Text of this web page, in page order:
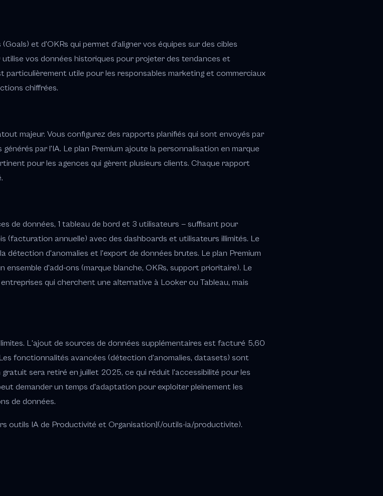
et d'OKRs qui permet d'aligner vos équipes sur des cibles
vos données historiques pour projeter des tendances et
utile pour les responsables marketing et commerciaux
chiffrées.
majeur. Vous configurez des rapports planifiés qui sont envoyés par
par l'IA. Le plan Premium ajoute la personnalisation en marque
pour les agences qui gèrent plusieurs clients. Chaque rapport
de données, 1 tableau de bord et 3 utilisateurs — suffisant pour
(facturation annuelle) avec des dashboards et utilisateurs illimités. Le
détection d'anomalies et l'export de données brutes. Le plan Premium
d'add-ons (marque blanche, OKRs, support prioritaire). Le
qui cherchent une alternative à Looker ou Tableau, mais
L'ajout de sources de données supplémentaires est facturé 5,60
fonctionnalités avancées (détection d'anomalies, datasets) sont
sera retiré en juillet 2025, ce qui réduit l'accessibilité pour les
demander un temps d'adaptation pour exploiter pleinement les
de données.
outils IA de Productivité et Organisation](/outils-ia/productivite).